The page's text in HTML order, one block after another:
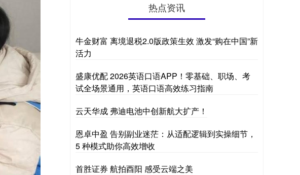
热点资讯
牛金财富 离境退税2.0版政策生效 激发“购在中国”新
活力
盛康优配 2026英语口语APP！零基础、职场、考
试全场景通用，英语口语高效练习指南
云天华成 弗迪电池中创新航大扩产！
恩卓中盈 告别副业迷茫：从适配逻辑到实操细节，
5 种模式助你高效增收
首胜证券 航拍酉阳 感受云端之美